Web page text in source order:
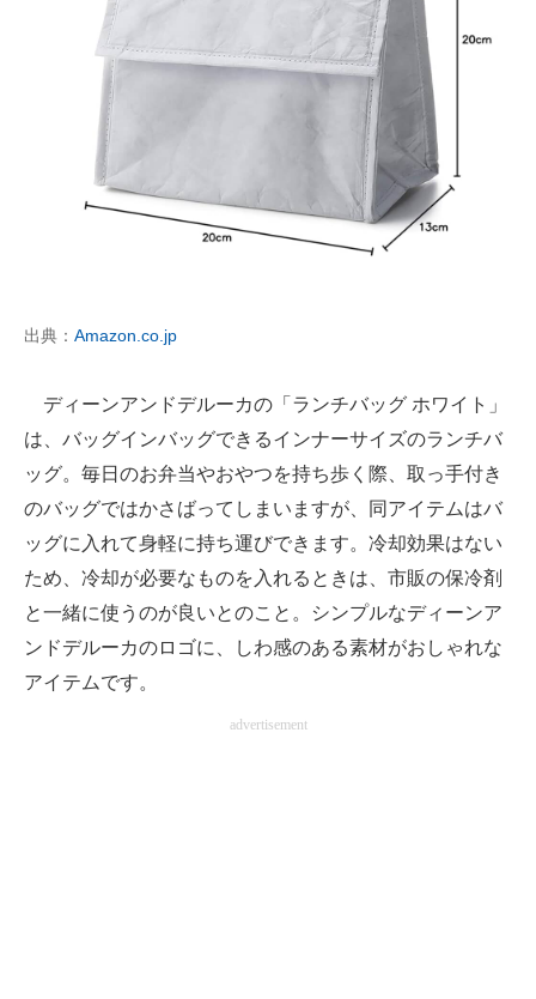
出典： Amazon.co.jp
ディーンアンドデルーカの「ランチバッグ ホワイト」
は、バッグインバッグできるインナーサイズのランチバ
ッグ。毎日のお弁当やおやつを持ち歩く際、取っ手付き
のバッグではかさばってしまいますが、同アイテムはバ
ッグに入れて身軽に持ち運びできます。冷却効果はない
ため、冷却が必要なものを入れるときは、市販の保冷剤
と一緒に使うのが良いとのこと。シンプルなディーンア
ンドデルーカのロゴに、しわ感のある素材がおしゃれな
アイテムです。
advertisement